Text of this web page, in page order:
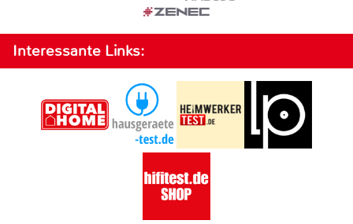
Interessante Links: